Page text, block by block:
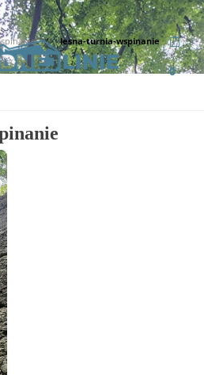
0
lesna-turnia-wspinanie